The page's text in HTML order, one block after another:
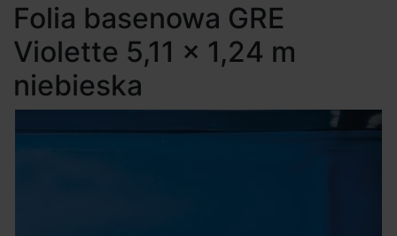
Folia basenowa GRE
Violette 5,11 x 1,24 m
niebieska